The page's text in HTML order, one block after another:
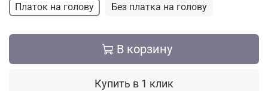
Платок на голову Без платка на голову
В корзину
Купить в 1 клик